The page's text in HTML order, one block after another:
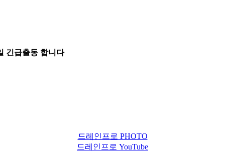
긴급출동 합니다
드레인프로 PHOTO
드레인프로 YouTube